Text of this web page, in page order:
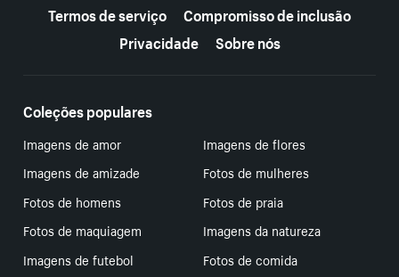
Termos de serviço
Compromisso de inclusão
Privacidade
Sobre nós
Coleções populares
Imagens de amor
Imagens de flores
Imagens de amizade
Fotos de mulheres
Fotos de homens
Fotos de praia
Fotos de maquiagem
Imagens da natureza
Imagens de futebol
Fotos de comida